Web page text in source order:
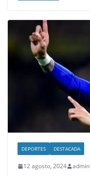
DEPORTES DESTACADA
12 agosto, 2024 admin